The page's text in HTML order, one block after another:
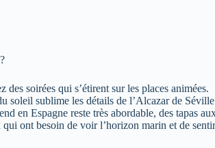
des soirées qui s’étirent sur les places animées.
soleil sublime les détails de l’Alcazar de
en Espagne reste très abordable, des tapas
ont besoin de voir l’horizon marin et de